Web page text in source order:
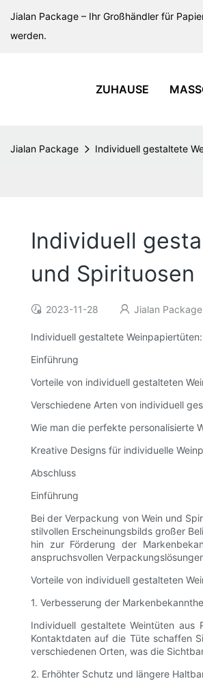
Jialan Package – Ihr Großhändler für
werden.
ZUHAUSE
Jialan Package Individuell gestaltete
Individuell
und Spirituosen
2023-11-28 Jialan Package
Individuell gestaltete
Einführung
Vorteile von individuell gestalteten
Verschiedene Arten von individuell
Wie man die perfekte personalisierte
Kreative Designs für individuelle
Abschluss
Einführung
Bei der Verpackung von Wein und
stilvollen Erscheinungsbilds großer
hin zur Förderung der
anspruchsvollen
Vorteile von individuell gestalteten
1. Verbesserung der
Individuell gestaltete Weintüten
Kontaktdaten auf die Tüte schaffen
verschiedenen Orten, was die
2. Erhöhter Schutz und längere